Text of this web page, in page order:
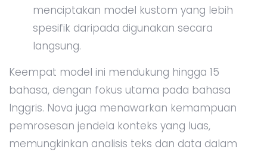
menciptakan model kustom yang lebih
spesifik daripada digunakan secara
langsung.
Keempat model ini mendukung hingga 15
bahasa, dengan fokus utama pada bahasa
Inggris. Nova juga menawarkan kemampuan
pemrosesan jendela konteks yang luas,
memungkinkan analisis teks dan data dalam